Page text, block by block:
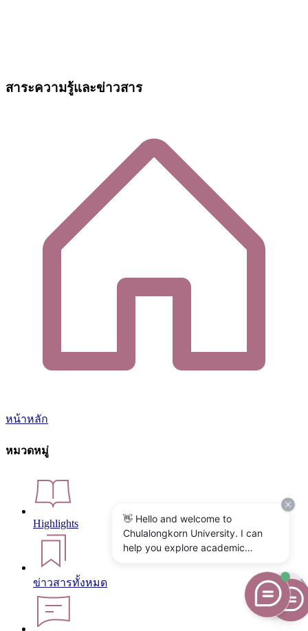
สาระความรู้และข่าวสาร
หน้าหลัก
หมวดหมู่
Highlights
ข่าวสารทั้งหมด
👋 Hello and welcome to
Chulalongkorn University. I can
help you explore academic